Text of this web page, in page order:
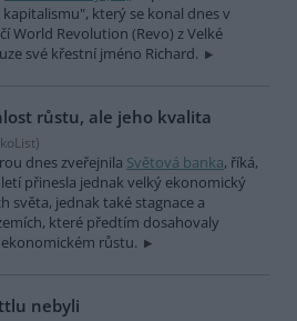
který se konal dnes v
World Revolution (Revo) z Velké
své křestní jméno Richard.
růstu, ale jeho kvalita
dnes zveřejnila Světová banka, říká,
přinesla jednak velký ekonomický
světa, jednak také stagnace a
které předtím dosahovaly
růstu.
nebyli